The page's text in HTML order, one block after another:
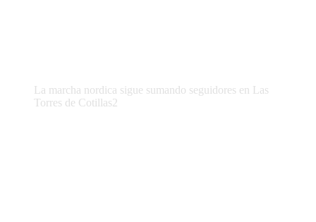
La marcha nordica sigue sumando seguidores en Las
Torres de Cotillas2